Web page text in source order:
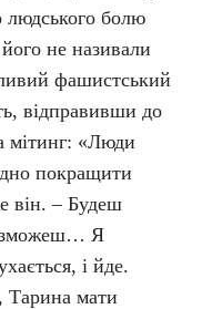
болю
не називали
фашистський
відправивши до
мітинг: «Люди
покращити
він. – Будеш
зможеш… Я
і йде.
Тарина мати